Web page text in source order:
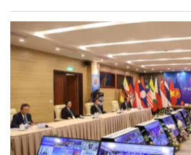
cải tổ Liên hợp quốc”, Ủy viên Bộ
Nguyễn Xuân Phúc có bài phát biểu
Thông tin điện tử Học viện Chính trị
trọng giới thiệu toàn văn bài phát